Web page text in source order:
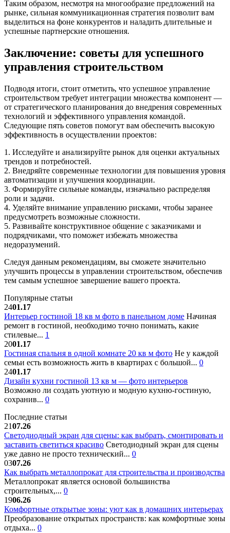
Таким образом, несмотря на многообразие предложений на
рынке, сильная коммуникационная стратегия позволит вам
выделиться на фоне конкурентов и наладить длительные и
успешные партнерские отношения.
Заключение: советы для успешного
управления строительством
Подводя итоги, стоит отметить, что успешное управление
строительством требует интеграции множества компонент —
от стратегического планирования до внедрения современных
технологий и эффективного управления командой.
Следующие пять советов помогут вам обеспечить высокую
эффективность в осуществлении проектов:
1. Исследуйте и анализируйте рынок для оценки актуальных
трендов и потребностей.
2. Внедряйте современные технологии для повышения уровня
автоматизации и улучшения координации.
3. Формируйте сильные команды, изначально распределяя
роли и задачи.
4. Уделяйте внимание управлению рисками, чтобы заранее
предусмотреть возможные сложности.
5. Развивайте конструктивное общение с заказчиками и
подрядчиками, что поможет избежать множества
недоразумений.
Следуя данным рекомендациям, вы сможете значительно
улучшить процессы в управлении строительством, обеспечив
тем самым успешное завершение вашего проекта.
Популярные статьи
2401.17
Интерьер гостиной 18 кв м фото в панельном доме Начиная
ремонт в гостиной, необходимо точно понимать, какие
стилевые... 1
2001.17
Гостиная спальня в одной комнате 20 кв м фото Не у каждой
семьи есть возможность жить в квартирах с большой... 0
2401.17
Дизайн кухни гостиной 13 кв м — фото интерьеров
Возможно ли создать уютную и модную кухню-гостиную,
сохранив... 0
Последние статьи
2107.26
Светодиодный экран для сцены: как выбрать, смонтировать и
заставить светиться красиво Светодиодный экран для сцены
уже давно не просто технический... 0
0307.26
Как выбрать металлопрокат для строительства и производства
Металлопрокат является основой большинства
строительных,... 0
1906.26
Комфортные открытые зоны: уют как в домашних интерьерах
Преобразование открытых пространств: как комфортные зоны
отдыха... 0